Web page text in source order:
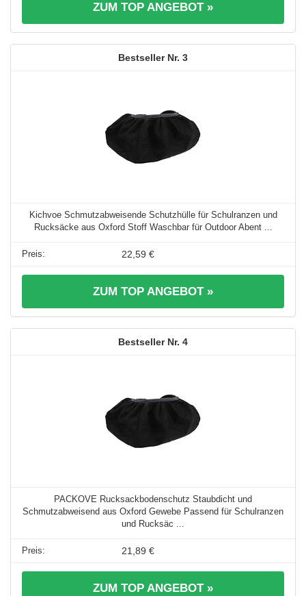
ZUM TOP ANGEBOT »
3
Kichvoe Schmutzabweisende Schutzhülle für Schulranzen und
Rucksäcke aus Oxford Stoff Waschbar für Outdoor Abent ...
22,59 €
ZUM TOP ANGEBOT »
4
PACKOVE Rucksackbodenschutz Staubdicht und
Schmutzabweisend aus Oxford Gewebe Passend für Schulranzen
und Rucksäc ...
21,89 €
ZUM TOP ANGEBOT »